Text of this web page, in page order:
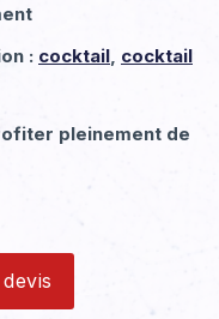
: cocktail cocktail
pleinement de